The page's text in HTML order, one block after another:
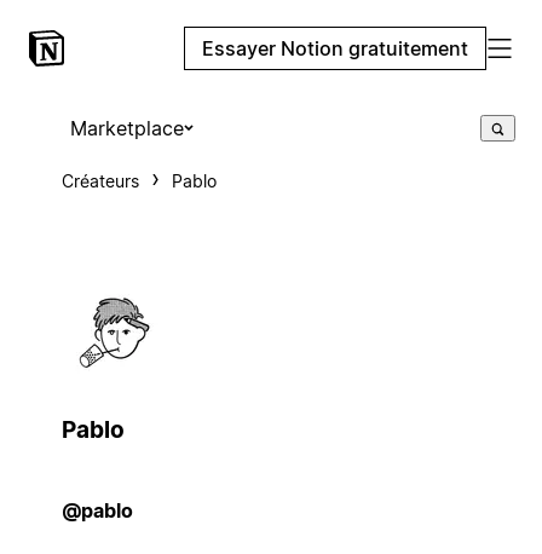
Essayer Notion gratuitement
Marketplace
Créateurs Pablo
Pablo
@pablo